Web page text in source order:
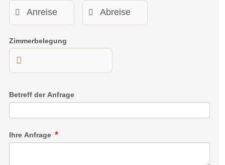
Zimmerbelegung
Betreff der Anfrage
Ihre Anfrage